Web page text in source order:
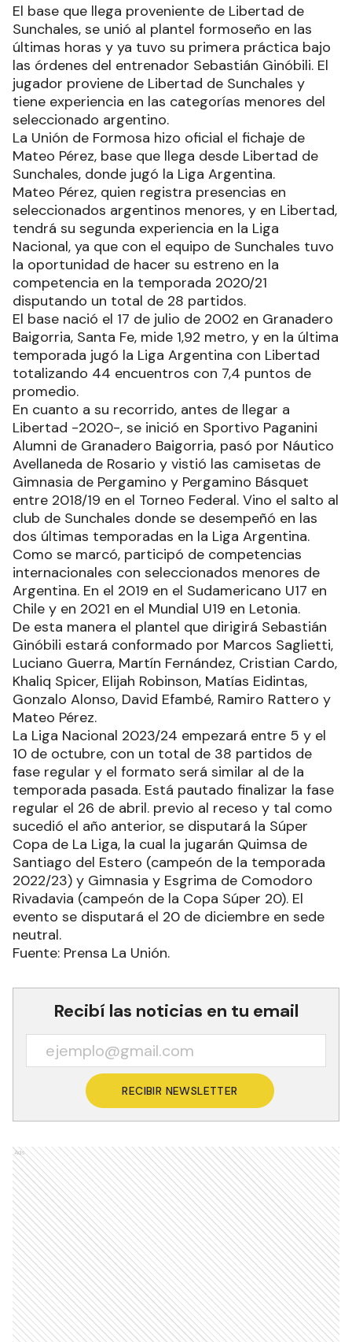
El base que llega proveniente de Libertad de
Sunchales, se unió al plantel formoseño en las
últimas horas y ya tuvo su primera práctica bajo
las órdenes del entrenador Sebastián Ginóbili. El
jugador proviene de Libertad de Sunchales y
tiene experiencia en las categorías menores del
seleccionado argentino.
La Unión de Formosa hizo oficial el fichaje de
Mateo Pérez, base que llega desde Libertad de
Sunchales, donde jugó la Liga Argentina.
Mateo Pérez, quien registra presencias en
seleccionados argentinos menores, y en Libertad,
tendrá su segunda experiencia en la Liga
Nacional, ya que con el equipo de Sunchales tuvo
la oportunidad de hacer su estreno en la
competencia en la temporada 2020/21
disputando un total de 28 partidos.
El base nació el 17 de julio de 2002 en Granadero
Baigorria, Santa Fe, mide 1,92 metro, y en la última
temporada jugó la Liga Argentina con Libertad
totalizando 44 encuentros con 7,4 puntos de
promedio.
En cuanto a su recorrido, antes de llegar a
Libertad -2020-, se inició en Sportivo Paganini
Alumni de Granadero Baigorria, pasó por Náutico
Avellaneda de Rosario y vistió las camisetas de
Gimnasia de Pergamino y Pergamino Básquet
entre 2018/19 en el Torneo Federal. Vino el salto al
club de Sunchales donde se desempeñó en las
dos últimas temporadas en la Liga Argentina.
Como se marcó, participó de competencias
internacionales con seleccionados menores de
Argentina. En el 2019 en el Sudamericano U17 en
Chile y en 2021 en el Mundial U19 en Letonia.
De esta manera el plantel que dirigirá Sebastián
Ginóbili estará conformado por Marcos Saglietti,
Luciano Guerra, Martín Fernández, Cristian Cardo,
Khaliq Spicer, Elijah Robinson, Matías Eidintas,
Gonzalo Alonso, David Efambé, Ramiro Rattero y
Mateo Pérez.
La Liga Nacional 2023/24 empezará entre 5 y el
10 de octubre, con un total de 38 partidos de
fase regular y el formato será similar al de la
temporada pasada. Está pautado finalizar la fase
regular el 26 de abril. previo al receso y tal como
sucedió el año anterior, se disputará la Súper
Copa de La Liga, la cual la jugarán Quimsa de
Santiago del Estero (campeón de la temporada
2022/23) y Gimnasia y Esgrima de Comodoro
Rivadavia (campeón de la Copa Súper 20). El
evento se disputará el 20 de diciembre en sede
neutral.
Fuente: Prensa La Unión.
Recibí las noticias en tu email
RECIBIR NEWSLETTER
Ads